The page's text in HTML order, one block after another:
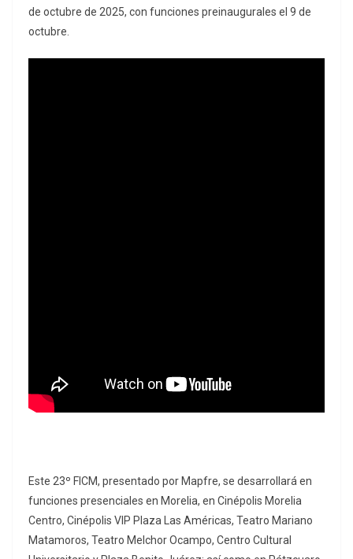
de octubre de 2025, con funciones preinaugurales el 9 de
octubre.
Este 23º FICM, presentado por Mapfre, se desarrollará en
funciones presenciales en Morelia, en Cinépolis Morelia
Centro, Cinépolis VIP Plaza Las Américas, Teatro Mariano
Matamoros, Teatro Melchor Ocampo, Centro Cultural